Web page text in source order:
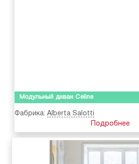
Модульный диван Celine
Фабрика: Alberta Salotti
Подробнее